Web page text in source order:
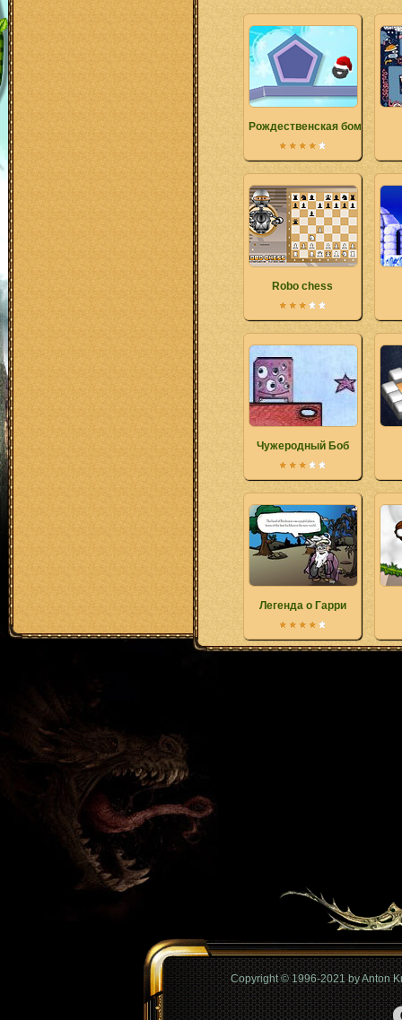
Рождественская бомба
Robo chess
Чужеродный Боб
Легенда о Гарри
Copyright © 1996-2021 by Anton